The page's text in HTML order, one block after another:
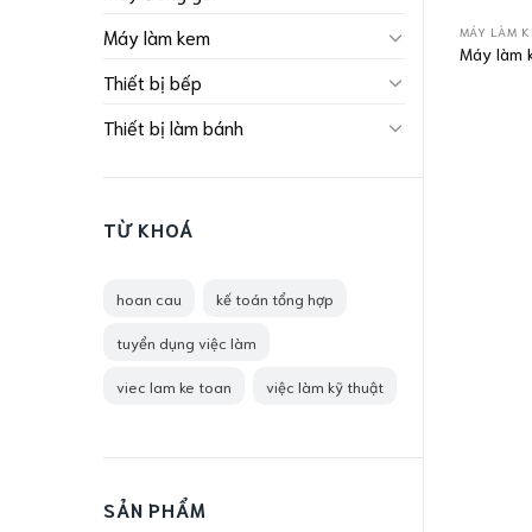
Máy làm kem
Thiết bị bếp
Thiết bị làm bánh
TỪ KHOÁ
hoan cau kế toán tổng hợp
tuyển dụng việc làm
viec lam ke toan việc làm kỹ thuật
SẢN PHẨM
MÁY LÀM
Máy làm